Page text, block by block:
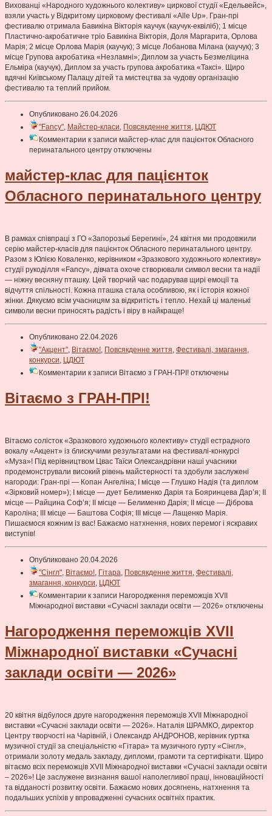
Вихованці «Народного художнього колективу» циркової студії «Едельвейс»,
взяли участь у Відкритому цирковому фестивалі «Alle Up». Гран-прі
фестивалю отримала Бавикіна Вікторія каучук (каучук-еквіліб); 1 місце
Пластично-акробатичне тріо Бавикіна Вікторія, Доля Маргарита, Орлова
Марія; 2 місце Орлова Марія (каучук); 3 місце Лобанова Мілана (каучук); 3
місце Групова акробатика «Незламні»; Диплом за участь Безмеліцина
Ельміра (каучук), Диплом за участь групова акробатика «Таксі». Щиро
вдячні Київському Палацу дітей та мистецтва за чудову організацію
фестивалю та теплий прийом.
Опубликовано 26.04.2026
"Fancy" Майстер-класи Повсякденне життя ЦДЮТ
Комментарии к записи майстер-клас для пацієнток Обласного
перинатального центру отключены
майстер-клас для пацієнток
Обласного перинатального центру
В рамках співпраці з ГО «Запорозькі Берегині», 24 квітня ми продовжили
серію майстер-класів для пацієнток Обласного перинатального центру.
Разом з Юлією Коваленко, керівником «Зразкового художнього колективу»
студії рукоділля «Fancy», дівчата охоче створювали символ весни та надії
— ніжну весняну пташку. Цей творчий час подарував щирі емоції та
відчуття спільності. Кожна пташка стала особливою, як і історія кожної
жінки. Дякуємо всім учасницям за відкритість і тепло. Нехай ці маленькі
символи весни приносять радість і віру в найкраще!
Опубликовано 22.04.2026
"Акцент" Вітаємо! Повсякденне життя Фестивалі, змагання,
конкурси ЦДЮТ
Комментарии к записи Вітаємо з ГРАН-ПРІ! отключены
Вітаємо з ГРАН-ПРІ!
Вітаємо солісток «Зразкового художнього колективу» студії естрадного
вокалу «Акцент» із блискучими результатами на фестивалі-конкурсі
«Муза»! Під керівництвом Цвас Таїси Олександрівни наші учасники
продемонстрували високий рівень майстерності та здобули заслужені
нагороди: Гран-прі — Копан Ангеліна; І місце — Глушко Надія (та диплом
«Зірковий номер»); І місце — дует Белименко Дарія та Бояринцева Дарʼя; ІІ
місце — Райцина Соф’я; ІІ місце — Белименко Дарія; ІІ місце — Діброва
Кароліна; ІІІ місце — Баштова Софія; ІІІ місце — Лащенко Марія.
Пишаємося кожним із вас! Бажаємо натхнення, нових перемог і яскравих
виступів!
Опубликовано 20.04.2026
"Сінгл", Вітаємо!, Гітара, Повсякденне життя, Фестивалі,
змагання, конкурси, ЦДЮТ
Комментарии к записи Нагородження переможців XVII
Міжнародної виставки «Сучасні заклади освіти — 2026» отключены
Нагородження переможців XVII
Міжнародної виставки «Сучасні
заклади освіти — 2026»
20 квітня відбулося друге нагородження переможців XVIІ Міжнародної
виставки «Сучасні заклади освіти — 2026». Наталія ШРАМКО, директор
Центру творчості на Чарівній, і Олександр АНДРОНОВ, керівник гуртка
музичної студії за спеціальністю «Гітара» та музичного гурту «Сінгл»,
отримали золоту медаль закладу, дипломи, грамоти та сертифікати. Щиро
вітаємо всіх переможців XVII Міжнародної виставки «Сучасні заклади освіти
– 2026»! Це заслужене визнання вашої наполегливої праці, інноваційності
та відданості розвитку освіти. Бажаємо нових досягнень, натхнення та
подальших успіхів у впровадженні сучасних освітніх практик.